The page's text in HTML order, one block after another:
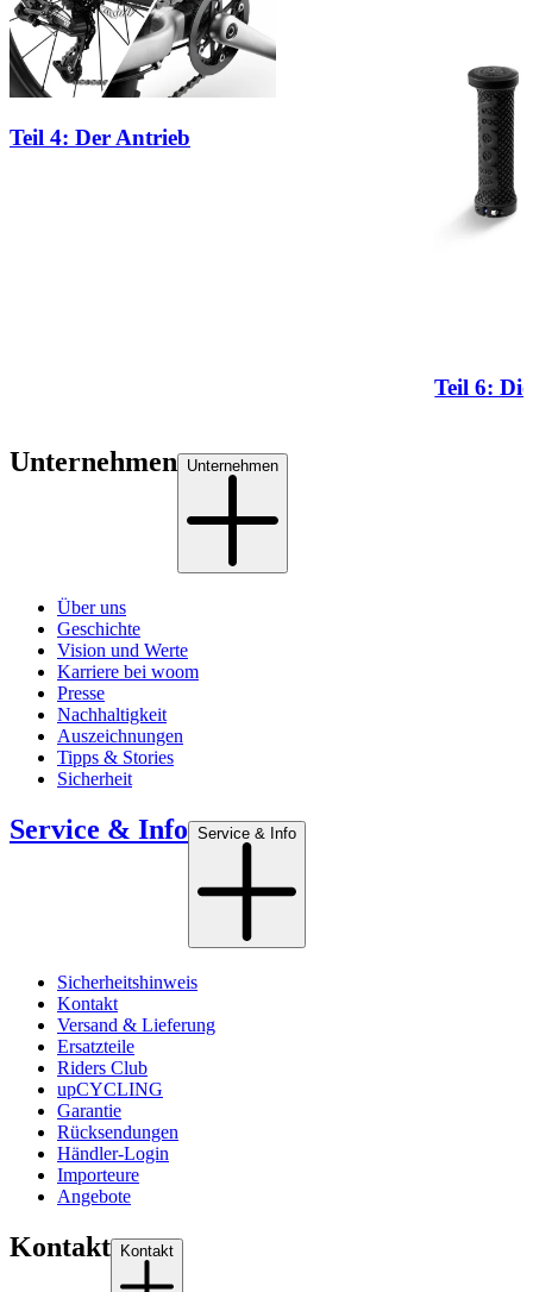
Teil 4: Der Antrieb
Teil 6:
Unternehmen Unternehmen
Über uns
Geschichte
Vision und Werte
Karriere bei woom
Presse
Nachhaltigkeit
Auszeichnungen
Tipps & Stories
Sicherheit
Service & Info Service & Info
Sicherheitshinweis
Kontakt
Versand & Lieferung
Ersatzteile
Riders Club
upCYCLING
Garantie
Rücksendungen
Händler-Login
Importeure
Angebote
Kontakt Kontakt